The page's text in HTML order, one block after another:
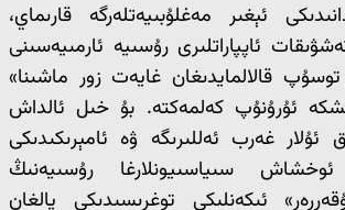
ئېغىر مەغلۇبىيەتلەرگە قارىماي،
ئاپپاراتلىرى رۇسىيە ئارمىيەسىنى
قالالمايدىغان غايەت زور ماشىنا»
ئۇرۇنۇپ كەلمەكتە. بۇ خىل ئالداش
ئۇلار غەرب ئەللىرىگە ۋە ئامېرىكىدىكى
ئوخشاش سىياسىيونلارغا رۇسىيەنىڭ
ئىكەنلىكى توغرىسىدىكى يالغان